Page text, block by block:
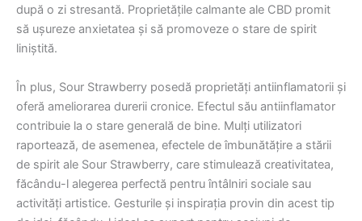
după o zi stresantă. Proprietățile calmante ale CBD promit
să ușureze anxietatea și să promoveze o stare de spirit
liniștită.
În plus, Sour Strawberry posedă proprietăți antiinflamatorii și
oferă ameliorarea durerii cronice. Efectul său antiinflamator
contribuie la o stare generală de bine. Mulți utilizatori
raportează, de asemenea, efectele de îmbunătățire a stării
de spirit ale Sour Strawberry, care stimulează creativitatea,
făcându-l alegerea perfectă pentru întâlniri sociale sau
activități artistice. Gesturile și inspirația provin din acest tip